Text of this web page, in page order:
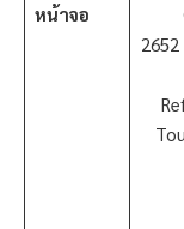
หน้าจอ